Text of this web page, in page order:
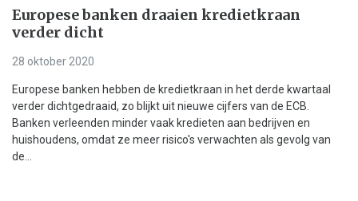
Europese banken draaien kredietkraan
verder dicht
28 oktober 2020
Europese banken hebben de kredietkraan in het derde kwartaal
verder dichtgedraaid, zo blijkt uit nieuwe cijfers van de ECB.
Banken verleenden minder vaak kredieten aan bedrijven en
huishoudens, omdat ze meer risico's verwachten als gevolg van
de...